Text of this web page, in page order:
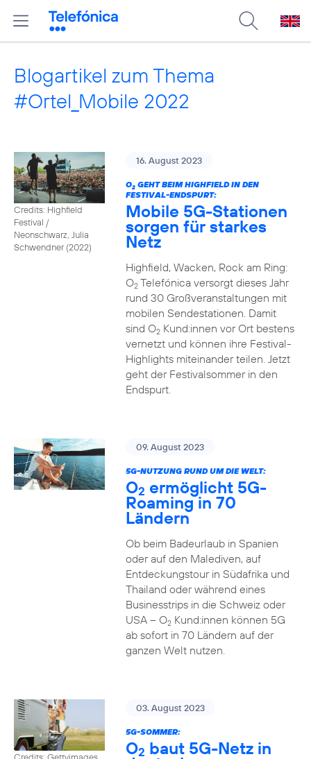
Blogartikel zum Thema
#Ortel_Mobile 2022
Credits: Highfield
Festival /
Neonschwarz, Julia
Schwendner (2022)
16. August 2023
O2GEHT BEIM HIGHFIELD IN DEN
FESTIVAL-ENDSPURT:
Mobile 5G-Stationen
sorgen für starkes
Netz
Highfield, Wacken, Rock am Ring:
O2Telefónica versorgt dieses Jahr
rund 30 Großveranstaltungen mit
mobilen Sendestationen. Damit
sind O2Kund:innen vor Ort bestens
vernetzt und können ihre Festival-
Highlights miteinander teilen. Jetzt
geht der Festivalsommer in den
Endspurt.
09. August 2023
5G-NUTZUNG RUND UM DIE WELT:
O2 ermöglicht 5G-
Roaming in 70
Ländern
Ob beim Badeurlaub in Spanien
oder auf den Malediven, auf
Entdeckungstour in Südafrika und
Thailand oder während eines
Businesstrips in die Schweiz oder
USA – O2Kund:innen können 5G
ab sofort in 70 Ländern auf der
ganzen Welt nutzen.
Credits: Gettyimages
03. August 2023
5G-SOMMER:
O2 baut 5G-Netz in